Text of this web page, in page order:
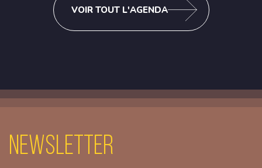
VOIR TOUT L'AGENDA
Newsletter